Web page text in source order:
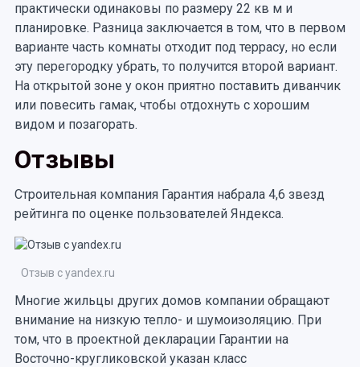
практически одинаковы по размеру 22 кв м и
планировке. Разница заключается в том, что в первом
варианте часть комнаты отходит под террасу, но если
эту перегородку убрать, то получится второй вариант.
На открытой зоне у окон приятно поставить диванчик
или повесить гамак, чтобы отдохнуть с хорошим
видом и позагорать.
Отзывы
Строительная компания Гарантия набрала 4,6 звезд
рейтинга по оценке пользователей Яндекса.
Отзыв с yandex.ru
Многие жильцы других домов компании обращают
внимание на низкую тепло- и шумоизоляцию. При
том, что в проектной декларации Гарантии на
Восточно-кругликовской указан класс